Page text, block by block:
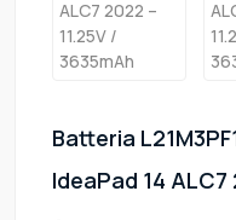
Batteria
IdeaPad 14 ALC7